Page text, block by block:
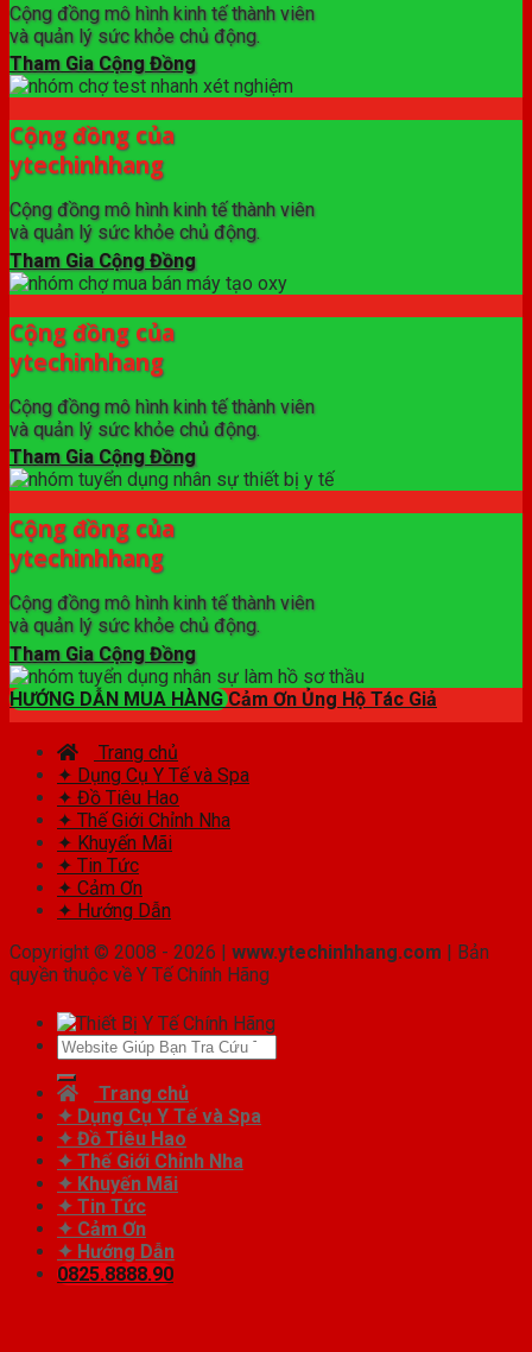
Cộng đồng mô hình kinh tế thành viên
và quản lý sức khỏe chủ động.
Tham Gia Cộng Đồng
Cộng đồng của
ytechinhhang
Cộng đồng mô hình kinh tế thành viên
và quản lý sức khỏe chủ động.
Tham Gia Cộng Đồng
Cộng đồng của
ytechinhhang
Cộng đồng mô hình kinh tế thành viên
và quản lý sức khỏe chủ động.
Tham Gia Cộng Đồng
Cộng đồng của
ytechinhhang
Cộng đồng mô hình kinh tế thành viên
và quản lý sức khỏe chủ động.
Tham Gia Cộng Đồng
HƯỚNG DẪN MUA HÀNG Cảm Ơn Ủng Hộ Tác Giả
Trang chủ
✦ Dụng Cụ Y Tế và Spa
✦ Đồ Tiêu Hao
✦ Thế Giới Chỉnh Nha
✦ Khuyến Mãi
✦ Tin Tức
✦ Cảm Ơn
✦ Hướng Dẫn
Copyright © 2008 - 2026 | www.ytechinhhang.com | Bản
quyền thuộc về Y Tế Chính Hãng
Tìm
kiếm:
Trang chủ
✦ Dụng Cụ Y Tế và Spa
✦ Đồ Tiêu Hao
✦ Thế Giới Chỉnh Nha
✦ Khuyến Mãi
✦ Tin Tức
✦ Cảm Ơn
✦ Hướng Dẫn
0825.8888.90